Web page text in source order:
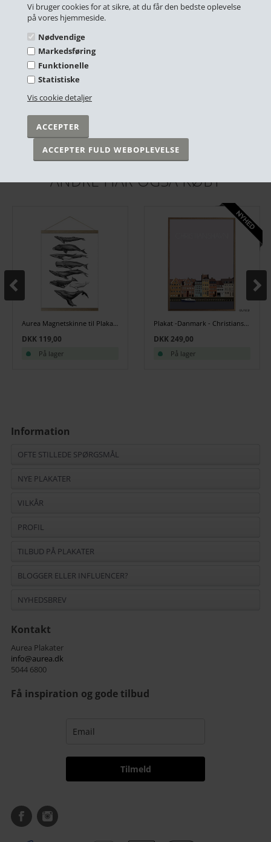
Vi bruger cookies for at sikre, at du får den bedste oplevelse
på vores hjemmeside.
Nødvendige
Markedsføring
Funktionelle
Statistiske
Vis cookie detaljer
A4 Tryk - Europakort
DKK 49,00
ANDRE HAR OGSÅ KØBT
Aurea Magnetskinne til Plakater, Egetræ. 41 cm
DKK 119,00
På lager
Plakat -Danmark - Christianshavn
DKK 249,00
På lager
Information
OFTE STILLEDE SPØRGSMÅL
NYE PLAKATER
VILKÅR
PROFIL
TILBUD PÅ PLAKATER
BLOGGER ELLER INFLUENCER?
NYHEDSBREV
Kontakt
Aurea Plakater
info@aurea.dk
5044 6800
Få inspiration og gode tilbud
Tilmeld